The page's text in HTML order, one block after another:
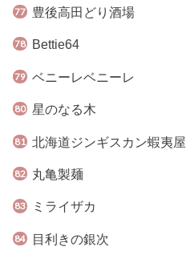
豊後高田どり酒場
Bettie64
ベニーレベニーレ
星のなる木
北海道ジンギスカン蝦夷屋
丸亀製麺
ミライザカ
目利きの銀次